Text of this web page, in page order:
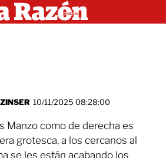
10/11/2025 08:28:00
Manzo como de derecha es
grotesca, a los cercanos al
se les están acabando los